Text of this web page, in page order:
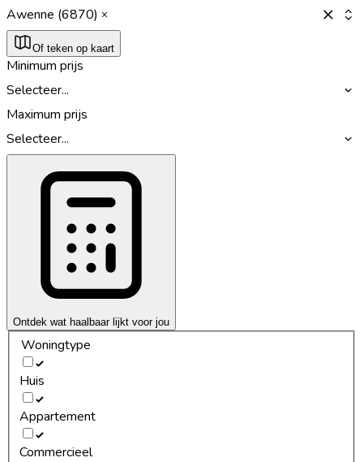
Awenne (6870)
Of teken op kaart
Minimum prijs
Selecteer...
Maximum prijs
Selecteer...
Ontdek wat haalbaar lijkt voor jou
Woningtype
Huis
Appartement
Commercieel